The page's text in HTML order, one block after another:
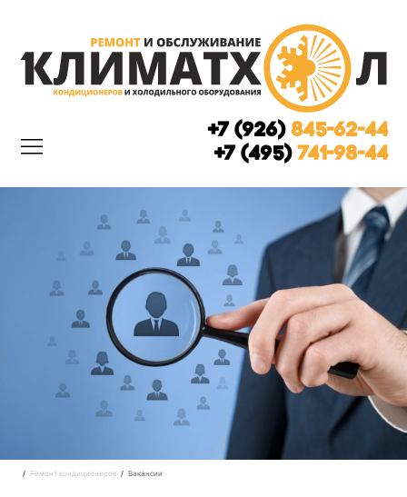
+7 (926)845-62-44
+7 (495)741-98-44
Ремонт кондиционеров Вакансии